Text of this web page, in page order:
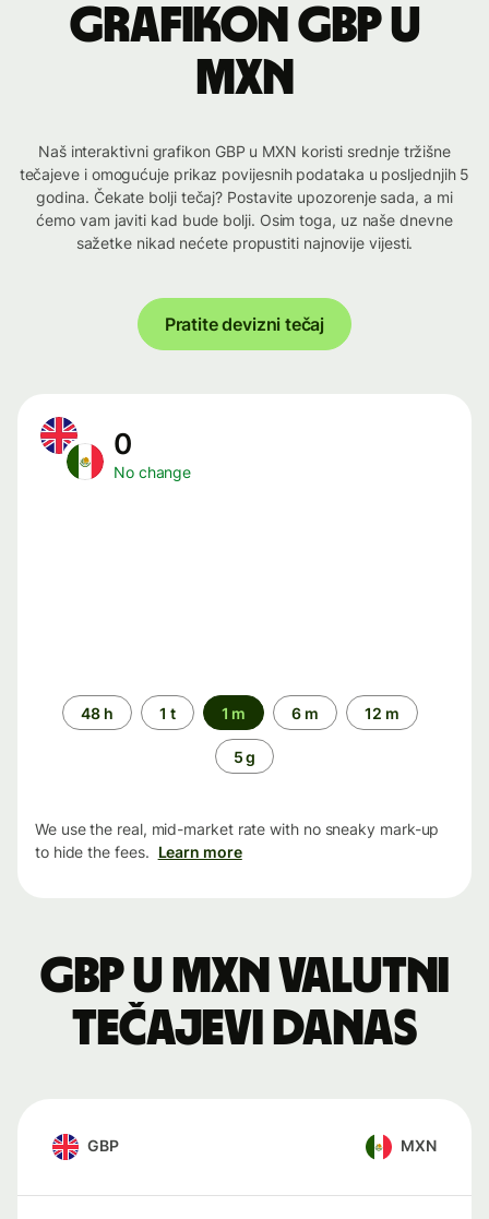
Grafikon GBP u
MXN
Naš interaktivni grafikon GBP u MXN koristi srednje tržišne
tečajeve i omogućuje prikaz povijesnih podataka u posljednjih 5
godina. Čekate bolji tečaj? Postavite upozorenje sada, a mi
ćemo vam javiti kad bude bolji. Osim toga, uz naše dnevne
sažetke nikad nećete propustiti najnovije vijesti.
Pratite devizni tečaj
0
No change
Time
period
48 h 1 t 1 m 6 m 12 m
5 g
We use the real, mid-market rate with no sneaky mark-up
to hide the fees. Learn more
GBP u MXN valutni
tečajevi danas
GBP MXN